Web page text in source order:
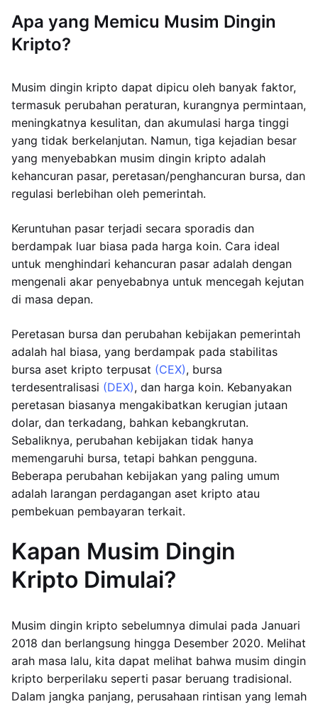
Apa yang Memicu Musim Dingin
Kripto?
Musim dingin kripto dapat dipicu oleh banyak faktor,
termasuk perubahan peraturan, kurangnya permintaan,
meningkatnya kesulitan, dan akumulasi harga tinggi
yang tidak berkelanjutan. Namun, tiga kejadian besar
yang menyebabkan musim dingin kripto adalah
kehancuran pasar, peretasan/penghancuran bursa, dan
regulasi berlebihan oleh pemerintah.
Keruntuhan pasar terjadi secara sporadis dan
berdampak luar biasa pada harga koin. Cara ideal
untuk menghindari kehancuran pasar adalah dengan
mengenali akar penyebabnya untuk mencegah kejutan
di masa depan.
Peretasan bursa dan perubahan kebijakan pemerintah
adalah hal biasa, yang berdampak pada stabilitas
bursa aset kripto terpusat (CEX), bursa
terdesentralisasi (DEX), dan harga koin. Kebanyakan
peretasan biasanya mengakibatkan kerugian jutaan
dolar, dan terkadang, bahkan kebangkrutan.
Sebaliknya, perubahan kebijakan tidak hanya
memengaruhi bursa, tetapi bahkan pengguna.
Beberapa perubahan kebijakan yang paling umum
adalah larangan perdagangan aset kripto atau
pembekuan pembayaran terkait.
Kapan Musim Dingin
Kripto Dimulai?
Musim dingin kripto sebelumnya dimulai pada Januari
2018 dan berlangsung hingga Desember 2020. Melihat
arah masa lalu, kita dapat melihat bahwa musim dingin
kripto berperilaku seperti pasar beruang tradisional.
Dalam jangka panjang, perusahaan rintisan yang lemah